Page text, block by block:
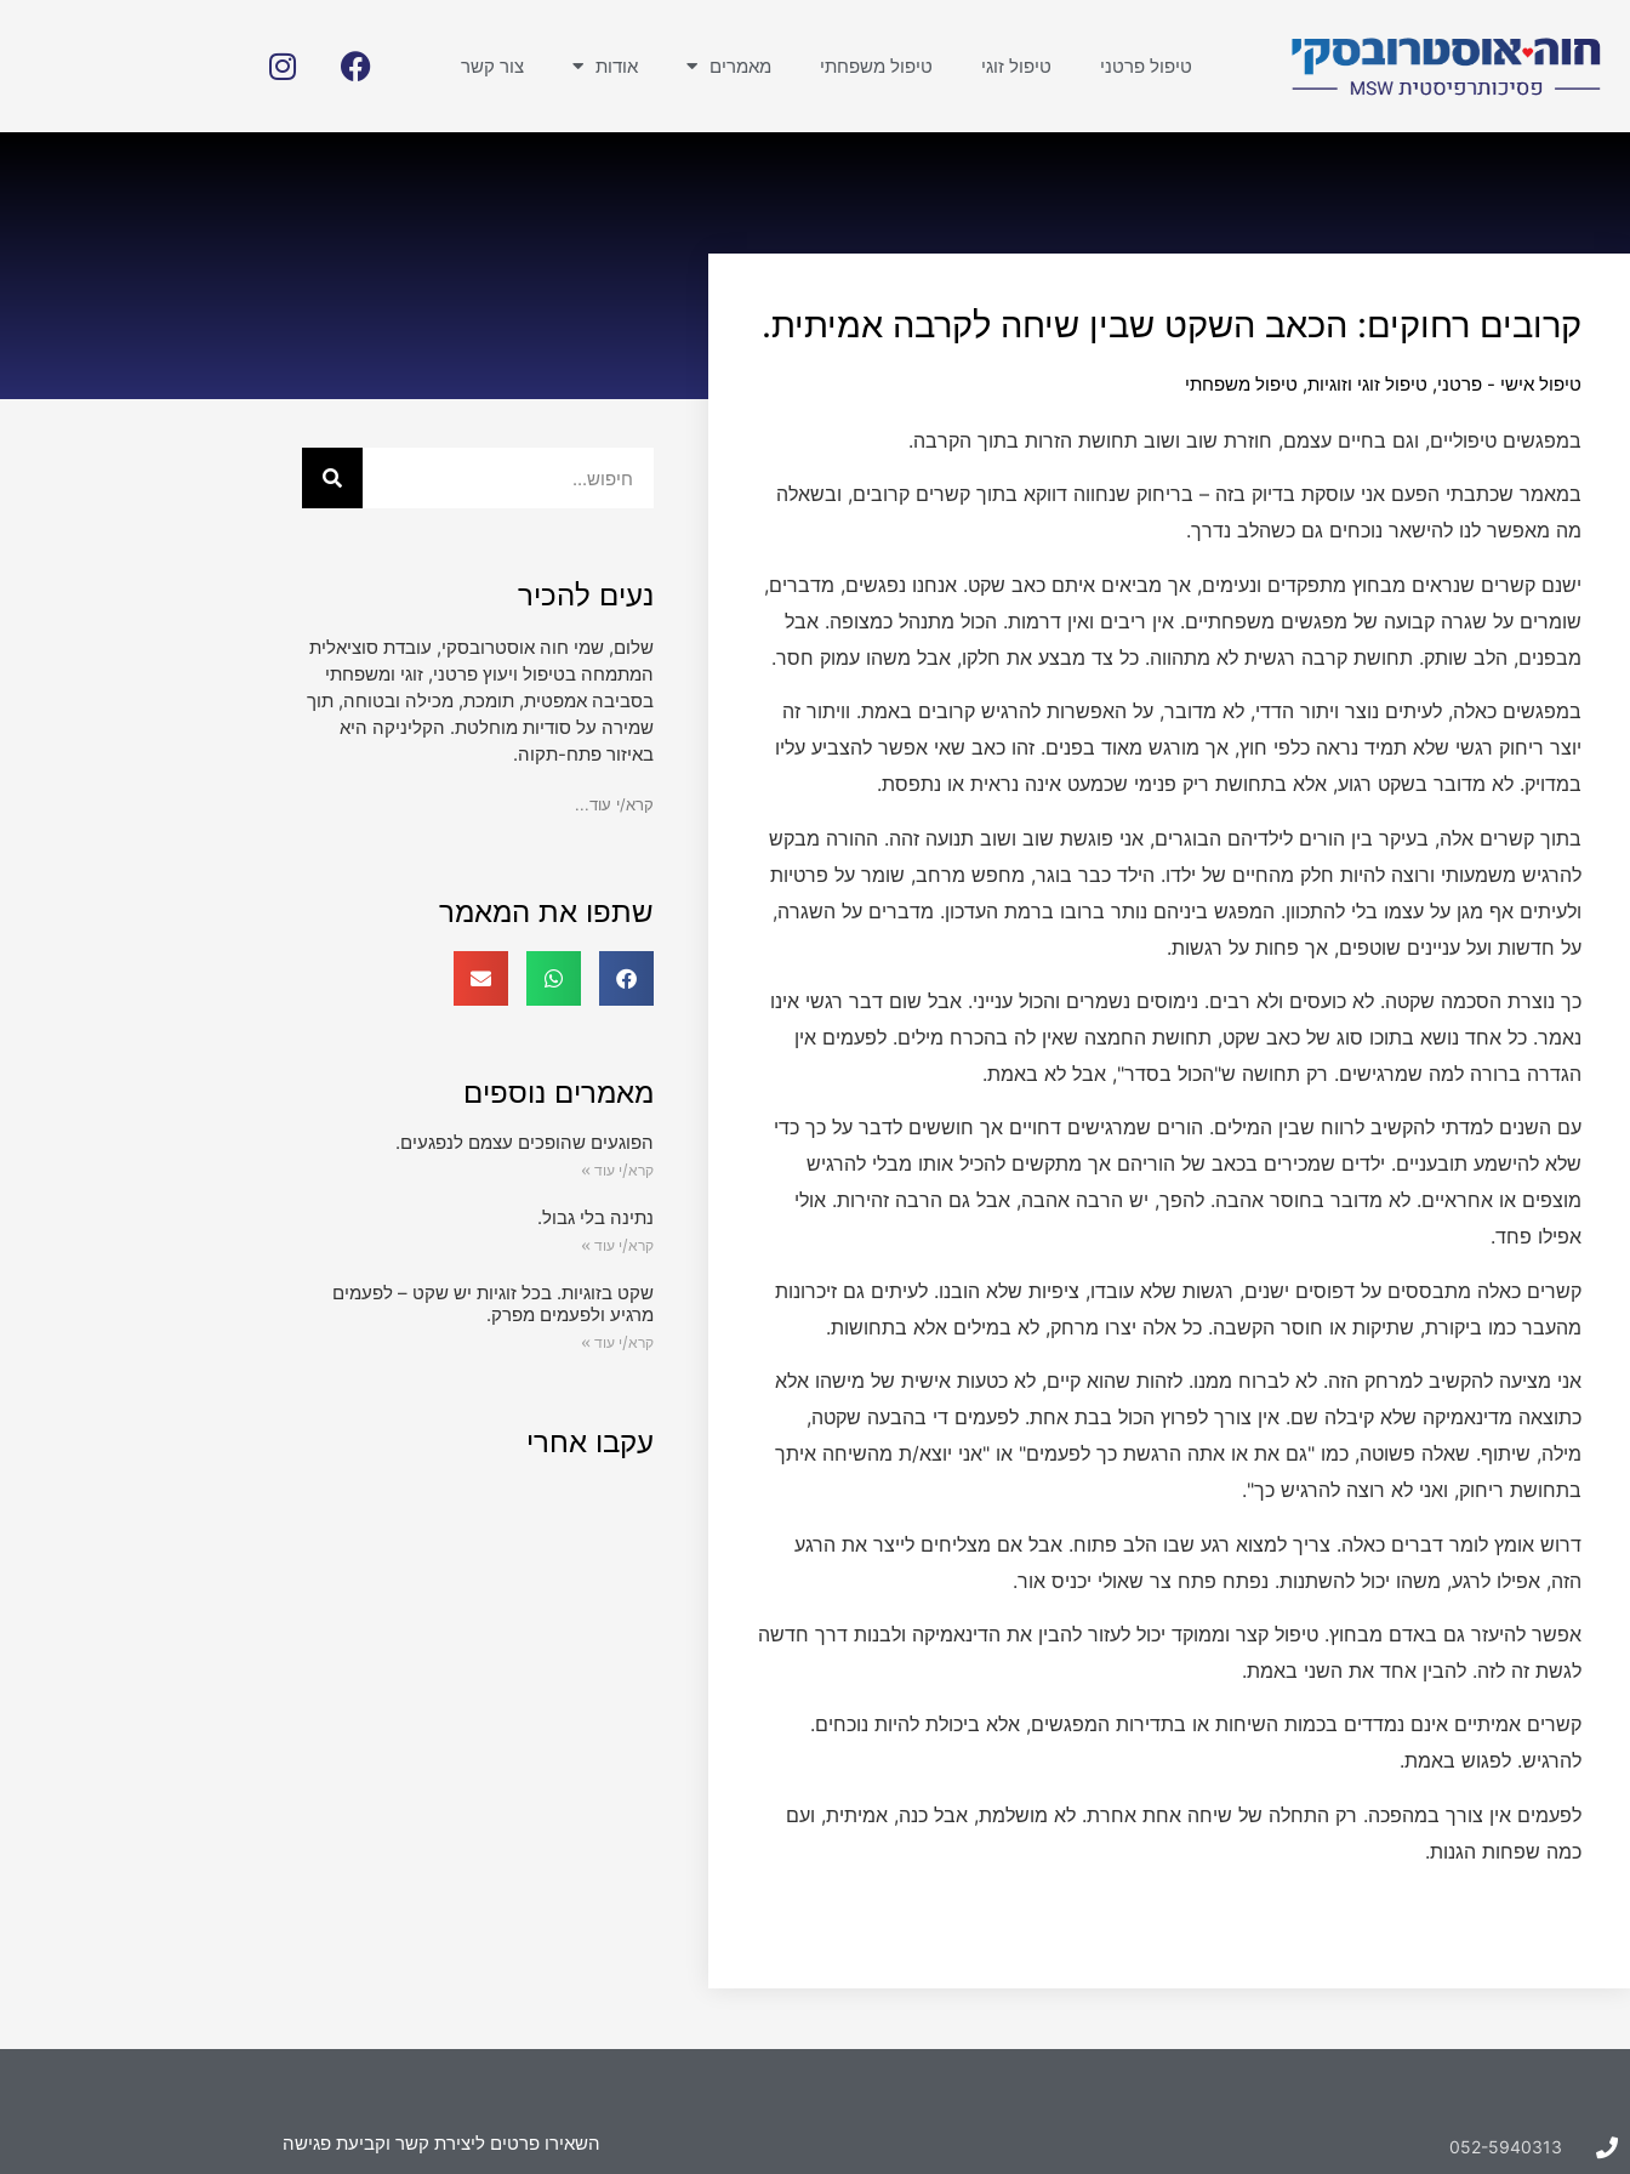
טיפול פרטני טיפול זוגי טיפול משפחתי מאמרים אודות צור קשר
קרובים רחוקים: הכאב השקט שבין שיחה לקרבה אמיתית.
טיפול אישי - פרטני, טיפול זוגי וזוגיות, טיפול משפחתי
במפגשים טיפוליים, וגם בחיים עצמם, חוזרת שוב ושוב תחושת הזרות בתוך הקרבה.
במאמר שכתבתי הפעם אני עוסקת בדיוק בזה – בריחוק שנחווה דווקא בתוך קשרים קרובים, ובשאלה
מה מאפשר לנו להישאר נוכחים גם כשהלב נדרך.
ישנם קשרים שנראים מבחוץ מתפקדים ונעימים, אך מביאים איתם כאב שקט. אנחנו נפגשים, מדברים,
שומרים על שגרה קבועה של מפגשים משפחתיים. אין ריבים ואין דרמות. הכול מתנהל כמצופה. אבל
מבפנים, הלב שותק. תחושת קרבה רגשית לא מתהווה. כל צד מבצע את חלקו, אבל משהו עמוק חסר.
במפגשים כאלה, לעיתים נוצר ויתור הדדי, לא מדובר, על האפשרות להרגיש קרובים באמת. וויתור זה
יוצר ריחוק רגשי שלא תמיד נראה כלפי חוץ, אך מורגש מאוד בפנים. זהו כאב שאי אפשר להצביע עליו
במדויק. לא מדובר בשקט רגוע, אלא בתחושת ריק פנימי שכמעט אינה נראית או נתפסת.
בתוך קשרים אלה, בעיקר בין הורים לילדיהם הבוגרים, אני פוגשת שוב ושוב תנועה זהה. ההורה מבקש
להרגיש משמעותי ורוצה להיות חלק מהחיים של ילדו. הילד כבר בוגר, מחפש מרחב, שומר על פרטיות
ולעיתים אף מגן על עצמו בלי להתכוון. המפגש ביניהם נותר ברובו ברמת העדכון. מדברים על השגרה,
על חדשות ועל עניינים שוטפים, אך פחות על רגשות.
כך נוצרת הסכמה שקטה. לא כועסים ולא רבים. נימוסים נשמרים והכול ענייני. אבל שום דבר רגשי אינו
נאמר. כל אחד נושא בתוכו סוג של כאב שקט, תחושת החמצה שאין לה בהכרח מילים. לפעמים אין
הגדרה ברורה למה שמרגישים. רק תחושה ש"הכול בסדר", אבל לא באמת.
עם השנים למדתי להקשיב לרווח שבין המילים. הורים שמרגישים דחויים אך חוששים לדבר על כך כדי
שלא להישמע תובעניים. ילדים שמכירים בכאב של הוריהם אך מתקשים להכיל אותו מבלי להרגיש
מוצפים או אחראיים. לא מדובר בחוסר אהבה. להפך, יש הרבה אהבה, אבל גם הרבה זהירות. אולי
אפילו פחד.
קשרים כאלה מתבססים על דפוסים ישנים, רגשות שלא עובדו, ציפיות שלא הובנו. לעיתים גם זיכרונות
מהעבר כמו ביקורת, שתיקות או חוסר הקשבה. כל אלה יצרו מרחק, לא במילים אלא בתחושות.
אני מציעה להקשיב למרחק הזה. לא לברוח ממנו. לזהות שהוא קיים, לא כטעות אישית של מישהו אלא
כתוצאה מדינאמיקה שלא קיבלה שם. אין צורך לפרוץ הכול בבת אחת. לפעמים די בהבעה שקטה,
מילה, שיתוף. שאלה פשוטה, כמו "גם את או אתה הרגשת כך לפעמים" או "אני יוצא/ת מהשיחה איתך
בתחושת ריחוק, ואני לא רוצה להרגיש כך".
דרוש אומץ לומר דברים כאלה. צריך למצוא רגע שבו הלב פתוח. אבל אם מצליחים לייצר את הרגע
הזה, אפילו לרגע, משהו יכול להשתנות. נפתח פתח צר שאולי יכניס אור.
אפשר להיעזר גם באדם מבחוץ. טיפול קצר וממוקד יכול לעזור להבין את הדינאמיקה ולבנות דרך חדשה
לגשת זה לזה. להבין אחד את השני באמת.
קשרים אמיתיים אינם נמדדים בכמות השיחות או בתדירות המפגשים, אלא ביכולת להיות נוכחים.
להרגיש. לפגוש באמת.
לפעמים אין צורך במהפכה. רק התחלה של שיחה אחת אחרת. לא מושלמת, אבל כנה, אמיתית, ועם
כמה שפחות הגנות.
נעים להכיר
שלום, שמי חוה אוסטרובסקי, עובדת סוציאלית
המתמחה בטיפול ויעוץ פרטני, זוגי ומשפחתי
בסביבה אמפטית, תומכת, מכילה ובטוחה, תוך
שמירה על סודיות מוחלטת. הקליניקה היא
באיזור פתח-תקוה.
קרא/י עוד...
שתפו את המאמר
מאמרים נוספים
הפוגעים שהופכים עצמם לנפגעים.
קרא/י עוד »
נתינה בלי גבול.
קרא/י עוד »
שקט בזוגיות. בכל זוגיות יש שקט – לפעמים
מרגיע ולפעמים מפרק.
קרא/י עוד »
עקבו אחרי
052-5940313 השאירו פרטים ליצירת קשר וקביעת פגישה